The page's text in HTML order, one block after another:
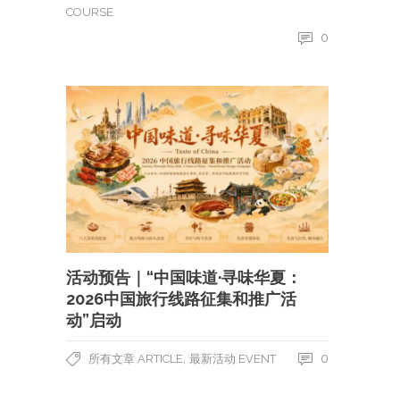
COURSE
0
活动预告｜“中国味道·寻味华夏：
2026中国旅行线路征集和推广活
动”启动
所有文章 ARTICLE, 最新活动 EVENT 0